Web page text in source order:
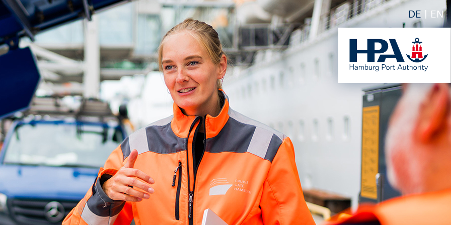
DE EN
Center der HPA
aller Verkehrsmeldungen im Hafen am